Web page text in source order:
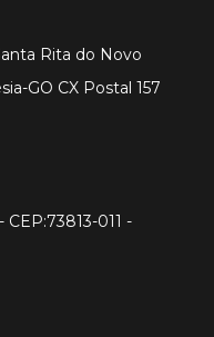
Rita do Novo
GO CX Postal 157
011 -